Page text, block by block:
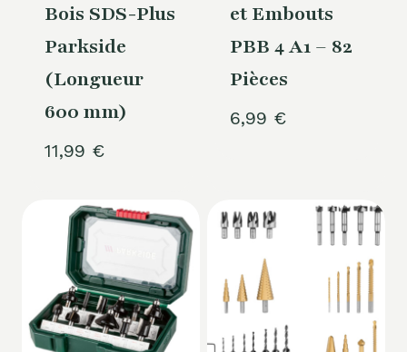
Bois SDS-Plus
Parkside
(Longueur
600 mm)
11,99 €
et Embouts
PBB 4 A1 – 82
Pièces
6,99 €